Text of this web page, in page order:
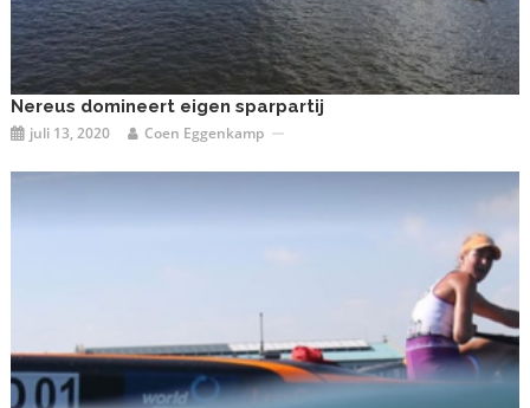
Nereus domineert eigen sparpartij
juli 13, 2020 Coen Eggenkamp